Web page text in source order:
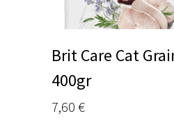
Brit Care Cat
400gr
7,60 €